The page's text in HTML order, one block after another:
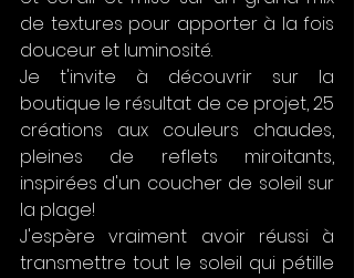
de textures pour apporter à la fois
douceur et luminosité.
Je t'invite à découvrir sur la
boutique le résultat de ce projet, 25
créations aux couleurs chaudes,
pleines de reflets miroitants,
inspirées d'un coucher de soleil sur
la plage!
J'espère vraiment avoir réussi à
transmettre tout le soleil qui pétille